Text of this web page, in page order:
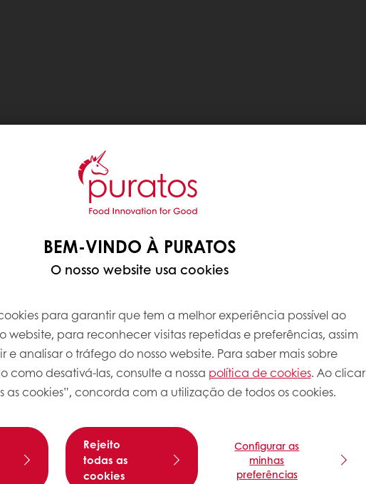
BEM-VINDO À PURATOS
O nosso website usa cookies
para garantir que tem a melhor experiência possível ao
website, para reconhecer visitas repetidas e preferências, assim
analisar o tráfego do nosso website. Para saber mais sobre
como desativá-las, consulte a nossa política de cookies. Ao clicar
as cookies”, concorda com a utilização de todos os cookies.
Rejeito
todas as
cookies
Configurar as
minhas
preferências